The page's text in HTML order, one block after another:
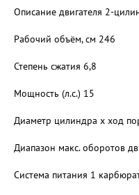
Описание двигателя 2-
Рабочий объём, см 246
Степень сжатия 6,8
Мощность (л.с.) 15
Диаметр цилиндра х ход
Диапазон макс. оборотов
Система питания 1